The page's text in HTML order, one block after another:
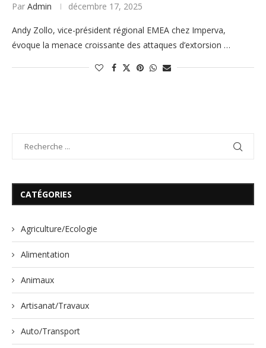
Par Admin décembre 17, 2025
Andy Zollo, vice-président régional EMEA chez Imperva,
évoque la menace croissante des attaques d’extorsion …
CATÉGORIES
Agriculture/Ecologie
Alimentation
Animaux
Artisanat/Travaux
Auto/Transport